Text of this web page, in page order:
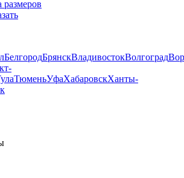
размеров
БелгородБрянскВладивостокВолгоград
ТюменьУфаХабаровскХанты-